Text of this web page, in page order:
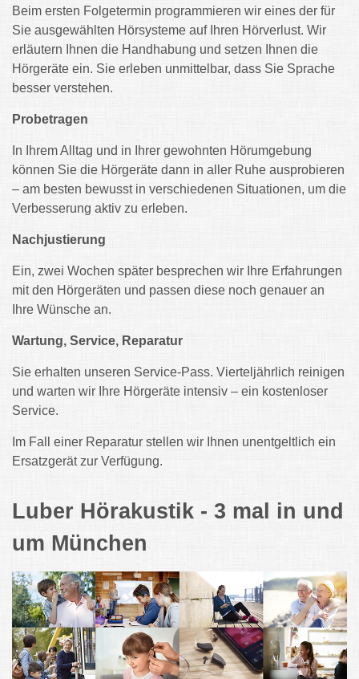
Beim ersten Folgetermin programmieren wir eines der für
Sie ausgewählten Hörsysteme auf Ihren Hörverlust. Wir
erläutern Ihnen die Handhabung und setzen Ihnen die
Hörgeräte ein. Sie erleben unmittelbar, dass Sie Sprache
besser verstehen.
Probetragen
In Ihrem Alltag und in Ihrer gewohnten Hörumgebung
können Sie die Hörgeräte dann in aller Ruhe ausprobieren
– am besten bewusst in verschiedenen Situationen, um die
Verbesserung aktiv zu erleben.
Nachjustierung
Ein, zwei Wochen später besprechen wir Ihre Erfahrungen
mit den Hörgeräten und passen diese noch genauer an
Ihre Wünsche an.
Wartung, Service, Reparatur
Sie erhalten unseren Service-Pass. Vierteljährlich reinigen
und warten wir Ihre Hörgeräte intensiv – ein kostenloser
Service.
Im Fall einer Reparatur stellen wir Ihnen unentgeltlich ein
Ersatzgerät zur Verfügung.
Luber Hörakustik - 3 mal in und
um München